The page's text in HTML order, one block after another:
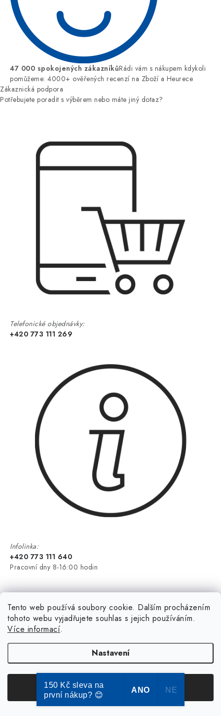
Tento web používá soubory cookie. Dalším procházením
tohoto webu vyjadřujete souhlas s jejich používáním.
Více informací.
Nastavení
Souhlasím
47 000 spokojených zákazníkůRádi vám s nákupem kdykoli
pomůžeme: 4000+ ověřených recenzí na Zboží a Heurece
Zákaznická podpora
Potřebujete poradit s výběrem nebo máte jiný dotaz?
Telefonické objednávky:
+420 773 111 269
Infolinka:
+420 773 111 640
Pracovní dny 8-16:00 hodin
150 Kč sleva na
první nákup? 😊
ANO NE